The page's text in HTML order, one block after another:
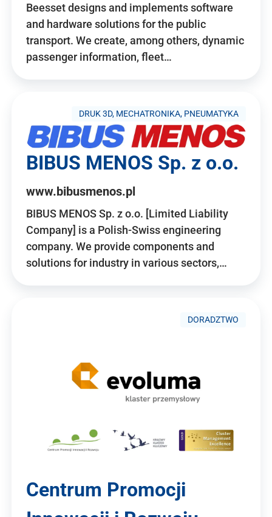
Beesset designs and implements software
and hardware solutions for the public
transport. We create, among others, dynamic
passenger information, fleet…
DRUK 3D, MECHATRONIKA, PNEUMATYKA
BIBUS MENOS Sp. z o.o.
www.bibusmenos.pl
BIBUS MENOS Sp. z o.o. [Limited Liability
Company] is a Polish-Swiss engineering
company. We provide components and
solutions for industry in various sectors,…
DORADZTWO
Centrum Promocji